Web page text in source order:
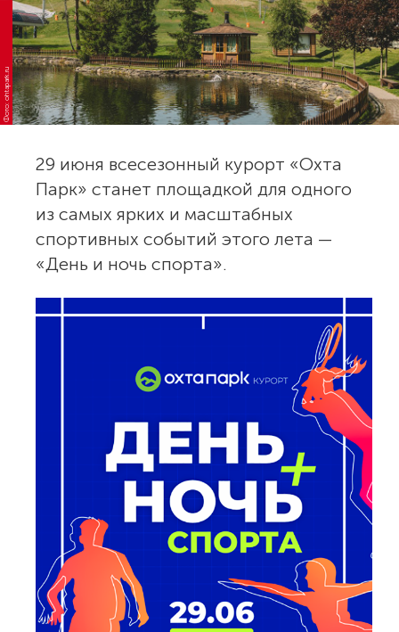
Фото: ohtapark.ru
29 июня всесезонный курорт «Охта
Парк» станет площадкой для одного
из самых ярких и масштабных
спортивных событий этого лета —
«День и ночь спорта».